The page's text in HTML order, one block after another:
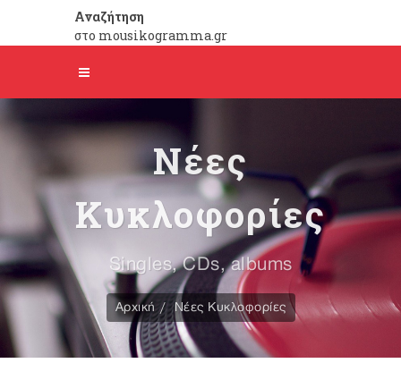
Αναζήτηση
στο mousikogramma.gr
Νέες
Κυκλοφορίες
Singles, CDs, albums
Αρχική Νέες Κυκλοφορίες